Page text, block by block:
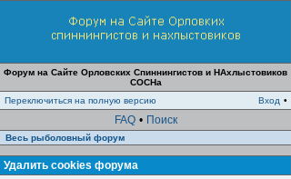
Форум на Сайте Орловских Спиннингистов и НАхлыстовиков
СОСНа
Переключиться на полную версию
Вход •
FAQ • Поиск
Весь рыболовный форум
Удалить cookies форума